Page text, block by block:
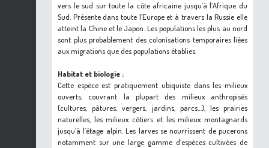
vers le sud sur toute la côte africaine jusqu’à l’Afrique du
Sud. Présente dans toute l’Europe et à travers la Russie elle
atteint la Chine et le Japon. Les populations les plus au nord
sont plus probablement des colonisations temporaires liées
aux migrations que des populations établies.
Habitat et biologie :
Cette espèce est pratiquement ubiquiste dans les milieux
ouverts, couvrant la plupart des milieux anthropisés
(cultures, pâtures, vergers, jardins, parcs…), les prairies
naturelles, les milieux côtiers et les milieux montagnards
jusqu’à l’étage alpin. Les larves se nourrissent de pucerons
notamment sur une large gamme d’espèces cultivées de